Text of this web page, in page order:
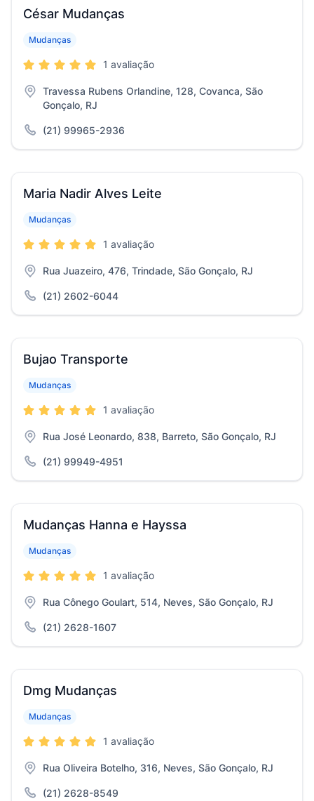
César Mudanças
Mudanças
1 avaliação
Travessa Rubens Orlandine, 128, Covanca, São
Gonçalo, RJ
(21) 99965-2936
Maria Nadir Alves Leite
Mudanças
1 avaliação
Rua Juazeiro, 476, Trindade, São Gonçalo, RJ
(21) 2602-6044
Bujao Transporte
Mudanças
1 avaliação
Rua José Leonardo, 838, Barreto, São Gonçalo, RJ
(21) 99949-4951
Mudanças Hanna e Hayssa
Mudanças
1 avaliação
Rua Cônego Goulart, 514, Neves, São Gonçalo, RJ
(21) 2628-1607
Dmg Mudanças
Mudanças
1 avaliação
Rua Oliveira Botelho, 316, Neves, São Gonçalo, RJ
(21) 2628-8549